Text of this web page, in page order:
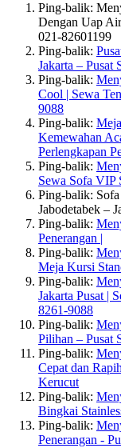
Ping-balik:
Dengan Uap
021-82601199
Ping-balik:
Jakarta – Pusat
Ping-balik:
Cool | Sewa
9088
Ping-balik:
Kemewahan
Perlengkapan
Ping-balik:
Sewa Sofa VIP
Ping-balik:
Jabodetabek –
Ping-balik:
Penerangan |
Ping-balik:
Meja Kursi
Ping-balik:
Jakarta Pusat |
8261-9088
Ping-balik:
Pilihan – Pusat
Ping-balik:
Cepat dan
Kerucut
Ping-balik:
Bingkai
Ping-balik:
Penerangan -